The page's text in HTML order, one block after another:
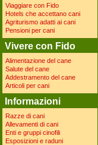
Viaggiare con Fido
Hotels che accettano cani
Agriturismo adatti ai cani
Pensioni per cani
Vivere con Fido
Alimentazione del cane
Salute del cane
Addestramento del cane
Articoli per cani
Informazioni
Razze di cani
Allevamenti di cani
Enti e gruppi cinofili
Esposizioni e raduni